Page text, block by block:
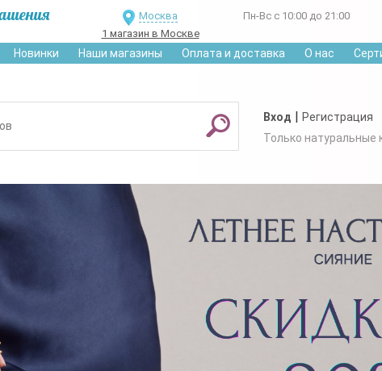
Москва
1 магазин в Москве
Пн-Вс с 10:00 до 21:00
Новинки Наши магазины Оплата и доставка О нас
Вход | Регистрация
Только натуральные